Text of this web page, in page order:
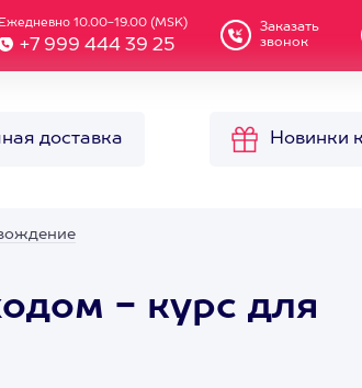
Ежедневно 10.00-19.00 (MSK)
+7 999 444 39 25
Заказать
звонок
доставка Новинки
- курс для